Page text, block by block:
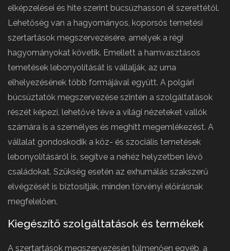
elképzelései és hite szerint búcsúzhasson el szerettétől.
Lehetőség van a hagyományos, koporsós temetési
szertartások megszervezésére, amelyek a régi
hagyományokat követik. Emellett a hamvasztásos
temetések lebonyolítását is vállalják, az urna
elhelyezésének több formájával együtt. A polgári
búcsúztatók megszervezése szintén a szolgáltatások
részét képezi, lehetővé téve a világi nézeteket vallók
számára is a személyes és meghitt megemlékezést. A
vállalat gondoskodik a köz- és szociális temetések
lebonyolításáról is, segítve a nehéz helyzetben lévő
családokat. Szükség esetén az exhumálás szakszerű
elvégzését is biztosítják, minden törvényi előírásnak
megfelelően.
Kiegészítő szolgáltatások és termékek
A szertartások megszervezésén túlmenően egyéb, a